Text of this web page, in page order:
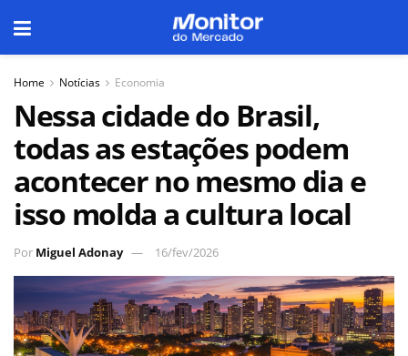
Home Notícias Economia
Nessa cidade do Brasil,
todas as estações podem
acontecer no mesmo dia e
isso molda a cultura local
Por Miguel Adonay 16/fev/2026